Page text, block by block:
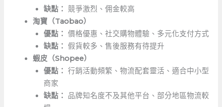
缺點：
競爭激烈、佣金較高
淘寶（Taobao）
優點： 價格優惠、社交購物體驗、多元化支付方式
缺點： 假貨較多、售後服務有待提升
蝦皮（Shopee）
優點： 行銷活動頻繁、物流配套靈活、適合中小型
商家
缺點：
品牌知名度不及其他平台、部分地區物流較